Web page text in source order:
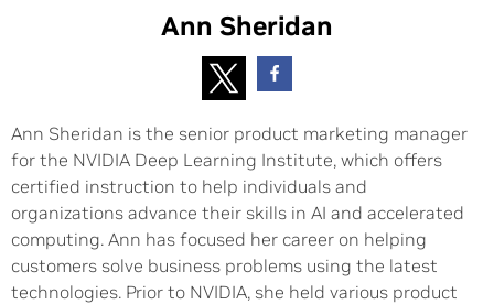
Ann Sheridan
Ann Sheridan is the senior product marketing manager
for the NVIDIA Deep Learning Institute, which offers
certified instruction to help individuals and
organizations advance their skills in AI and accelerated
computing. Ann has focused her career on helping
customers solve business problems using the latest
technologies. Prior to NVIDIA, she held various product